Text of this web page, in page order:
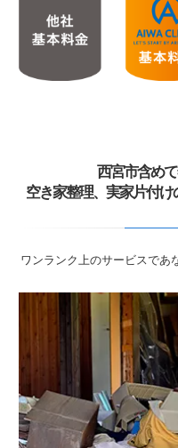
西宮市含め
空き家整理、実家片付け
ワンランク上のサービスであ